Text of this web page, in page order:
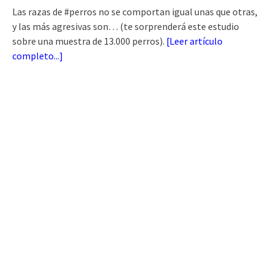
Las razas de #perros no se comportan igual unas que otras,
y las más agresivas son… (te sorprenderá este estudio
sobre una muestra de 13.000 perros). [Leer artículo
completo...]